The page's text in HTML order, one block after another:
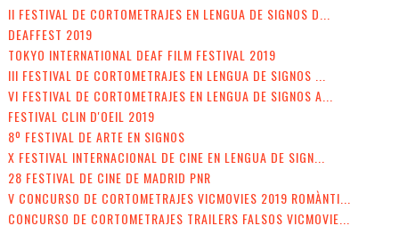
II FESTIVAL DE CORTOMETRAJES EN LENGUA DE SIGNOS D...
DEAFFEST 2019
TOKYO INTERNATIONAL DEAF FILM FESTIVAL 2019
III FESTIVAL DE CORTOMETRAJES EN LENGUA DE SIGNOS ...
VI FESTIVAL DE CORTOMETRAJES EN LENGUA DE SIGNOS A...
FESTIVAL CLIN D'OEIL 2019
8º FESTIVAL DE ARTE EN SIGNOS
X FESTIVAL INTERNACIONAL DE CINE EN LENGUA DE SIGN...
28 FESTIVAL DE CINE DE MADRID PNR
V CONCURSO DE CORTOMETRAJES VICMOVIES 2019 ROMÀNTI...
CONCURSO DE CORTOMETRAJES TRAILERS FALSOS VICMOVIE...